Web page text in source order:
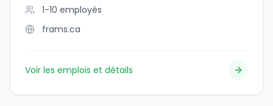
1-10 employés
frams.ca
Voir les emplois et détails